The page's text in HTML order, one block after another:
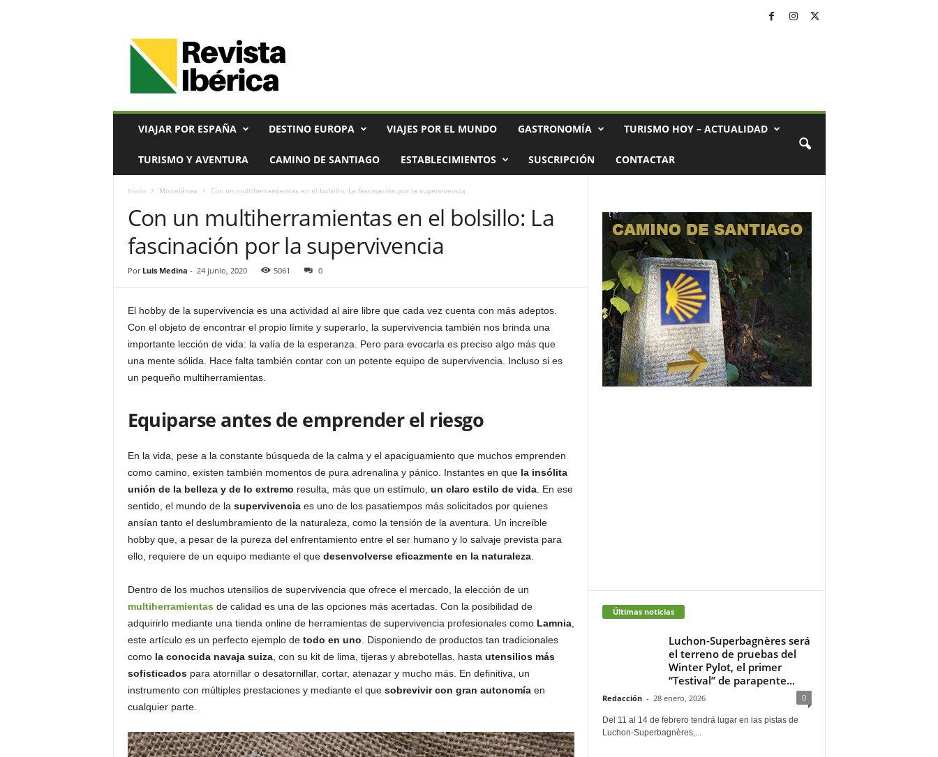
VIAJAR POR ESPAÑA DESTINO EUROPA VIAJES POR EL MUNDO GASTRONOMÍA TURISMO HOY – ACTUALIDAD
TURISMO Y AVENTURA CAMINO DE SANTIAGO ESTABLECIMIENTOS SUSCRIPCIÓN CONTACTAR
Inicio Miscelánea Con un multiherramientas en el bolsillo: La fascinación por la supervivencia
Con un multiherramientas en el bolsillo: La
fascinación por la supervivencia
Por Luis Medina - 24 junio, 2020 5061 0
El hobby de la supervivencia es una actividad al aire libre que cada vez cuenta con más adeptos.
Con el objeto de encontrar el propio límite y superarlo, la supervivencia también nos brinda una
importante lección de vida: la valía de la esperanza. Pero para evocarla es preciso algo más que
una mente sólida. Hace falta también contar con un potente equipo de supervivencia. Incluso si es
un pequeño multiherramientas.
Equiparse antes de emprender el riesgo
En la vida, pese a la constante búsqueda de la calma y el apaciguamiento que muchos emprenden
como camino, existen también momentos de pura adrenalina y pánico. Instantes en que la insólita
unión de la belleza y de lo extremo resulta, más que un estímulo, un claro estilo de vida. En ese
sentido, el mundo de la supervivencia es uno de los pasatiempos más solicitados por quienes
ansían tanto el deslumbramiento de la naturaleza, como la tensión de la aventura. Un increíble
hobby que, a pesar de la pureza del enfrentamiento entre el ser humano y lo salvaje prevista para
ello, requiere de un equipo mediante el que desenvolverse eficazmente en la naturaleza.
Dentro de los muchos utensilios de supervivencia que ofrece el mercado, la elección de un
multiherramientas de calidad es una de las opciones más acertadas. Con la posibilidad de
adquirirlo mediante una tienda online de herramientas de supervivencia profesionales como Lamnia,
este artículo es un perfecto ejemplo de todo en uno . Disponiendo de productos tan tradicionales
como la conocida navaja suiza, con su kit de lima, tijeras y abrebotellas, hasta utensilios más
sofisticadospara atornillar o desatornillar, cortar, atenazar y mucho más. En definitiva, un
instrumento con múltiples prestaciones y mediante el que sobrevivir con gran autonomíaen
cualquier parte.
Últimas noticias
Luchon-Superbagnères será
el terreno de pruebas del
Winter Pylot, el primer
“Testival” de parapente...
Redacción - 28 enero, 2026 0
Del 11 al 14 de febrero tendrá lugar en las pistas de
Luchon-Superbagnères,...